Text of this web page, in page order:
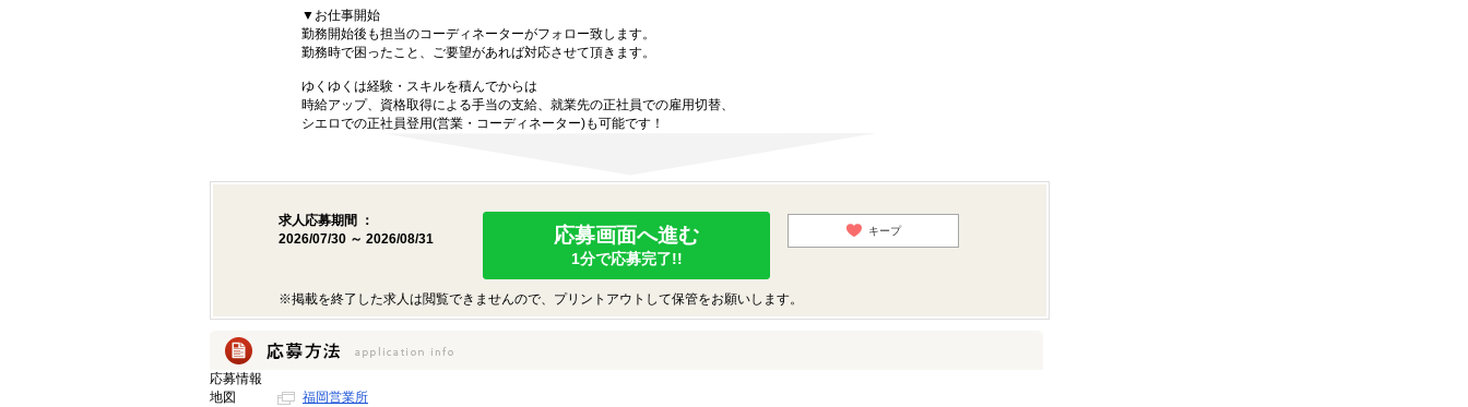
▼お仕事開始
勤務開始後も担当のコーディネーターがフォロー致します。
勤務時で困ったこと、ご要望があれば対応させて頂きます。
ゆくゆくは経験・スキルを積んでからは
時給アップ、資格取得による手当の支給、就業先の正社員での雇用切替、
シエロでの正社員登用(営業・コーディネーター)も可能です！
求人応募期間 ：
2026/07/30 ～ 2026/08/31
応募画面へ進む
1分で応募完了!!
キープ
※掲載を終了した求人は閲覧できませんので、プリントアウトして保管をお願いします。
応募情報
地図
福岡営業所